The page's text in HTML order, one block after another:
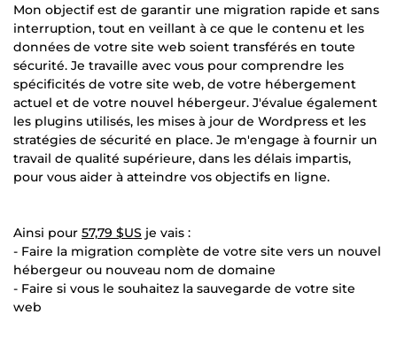
Mon objectif est de garantir une migration rapide et sans
interruption, tout en veillant à ce que le contenu et les
données de votre site web soient transférés en toute
sécurité. Je travaille avec vous pour comprendre les
spécificités de votre site web, de votre hébergement
actuel et de votre nouvel hébergeur. J'évalue également
les plugins utilisés, les mises à jour de Wordpress et les
stratégies de sécurité en place. Je m'engage à fournir un
travail de qualité supérieure, dans les délais impartis,
pour vous aider à atteindre vos objectifs en ligne.
Ainsi pour 57,79 $US je vais :
- Faire la migration complète de votre site vers un nouvel
hébergeur ou nouveau nom de domaine
- Faire si vous le souhaitez la sauvegarde de votre site
web